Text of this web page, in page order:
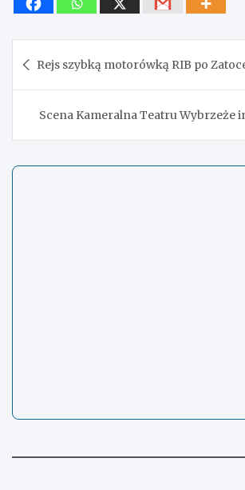
wpisu
Rejs szybką motorówką RIB po
Scena Kameralna Teatru Wybrzeże